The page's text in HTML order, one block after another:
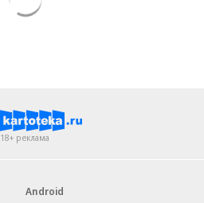
18+ реклама
Android